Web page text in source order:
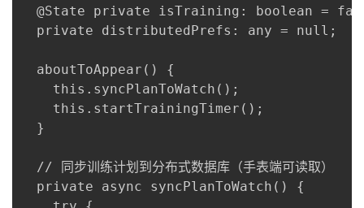
@State private isTraining: boolean =
  private distributedPrefs: any = null;
  aboutToAppear() {
    this.syncPlanToWatch();
    this.startTrainingTimer();
  }
  // 同步训练计划到分布式数据库（手表端可读取）
  private async syncPlanToWatch() {